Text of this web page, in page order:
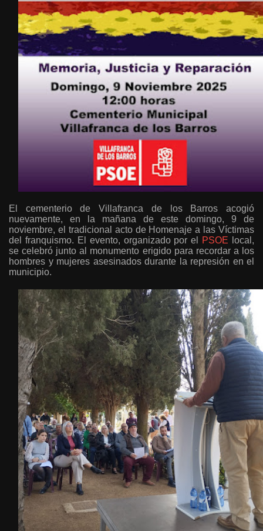
El cementerio de Villafranca de los Barros acogió
nuevamente, en la mañana de este domingo, 9 de
noviembre, el tradicional acto de Homenaje a las Víctimas
del franquismo. El evento, organizado por el
PSOE local,
se celebró junto al monumento erigido para recordar a los
hombres y mujeres asesinados durante la represión en el
municipio.